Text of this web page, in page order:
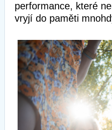
performance, které
vryjí do paměti